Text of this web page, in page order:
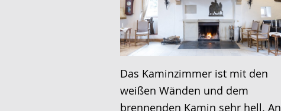
Das Kaminzimmer ist mit den
weißen Wänden und dem
brennenden Kamin sehr hell. An